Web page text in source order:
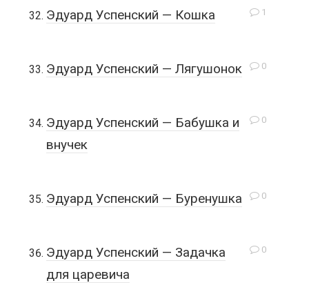
1
Эдуард Успенский — Кошка
0
Эдуард Успенский — Лягушонок
0
Эдуард Успенский — Бабушка и
внучек
0
Эдуард Успенский — Буренушка
0
Эдуард Успенский — Задачка
для царевича